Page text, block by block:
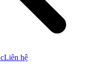
Liên hệ